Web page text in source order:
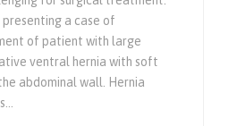
presenting a case of
of patient with large
ventral hernia with soft
abdominal wall. Hernia